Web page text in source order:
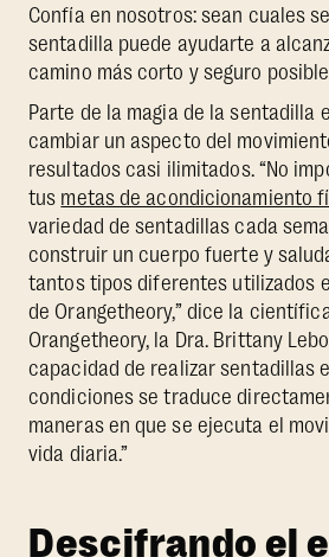
Confía en nosotros: sean cuales
sentadilla puede ayudarte a
camino más corto y seguro
Parte de la magia de la sentadilla
cambiar un aspecto del
resultados casi ilimitados. “No
tus metas de acondicionamiento
variedad de sentadillas cada
construir un cuerpo fuerte y
tantos tipos diferentes utilizados
de Orangetheory,” dice la
Orangetheory, la Dra. Brittany
capacidad de realizar sentadillas
condiciones se traduce
maneras en que se ejecuta el
vida diaria.”
Descifrando el